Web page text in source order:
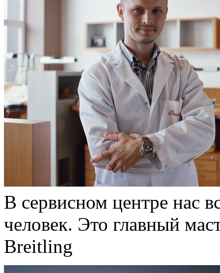
В сервисном центре нас
человек. Это главный
Breitling